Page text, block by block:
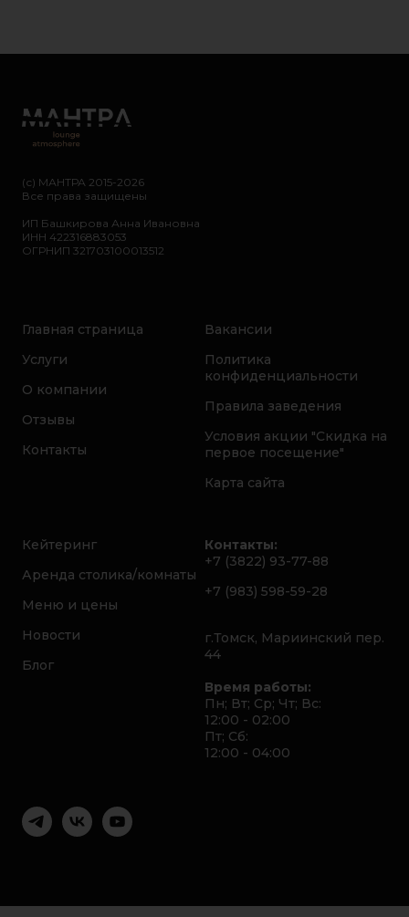
(с) МАНТРА 2015-2026
Все права защищены
ИП Башкирова Анна Ивановна
ИНН 422316883053
ОГРНИП 321703100013512
Главная страница
Услуги
О компании
Отзывы
Контакты
Вакансии
Политика
конфиденциальности
Правила заведения
Условия акции "Скидка на
первое посещение"
Карта сайта
Кейтеринг
Аренда столика/комнаты
Меню и цены
Новости
Блог
Контакты:
+7 (3822) 93-77-88
+7 (983) 598-59-28
г.Томск, Мариинский пер.
44
Время работы:
Пн; Вт; Ср; Чт; Вс:
12:00 - 02:00
Пт; Сб:
12:00 - 04:00